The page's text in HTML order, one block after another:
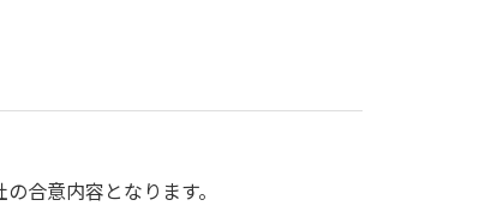
合意内容となります。